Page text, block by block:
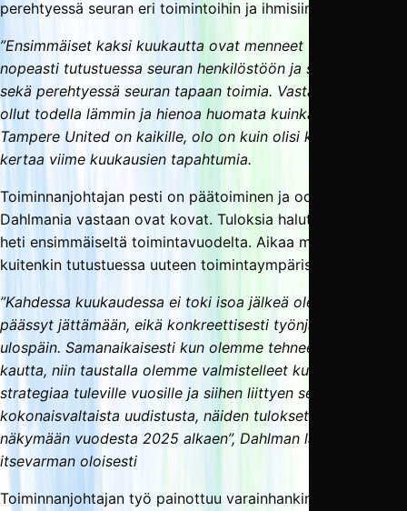
perehtyessä seuran eri toimintoihin ja ihmisiin.
”Ensimmäiset kaksi kuukautta ovat menneet todella
nopeasti tutustuessa seuran henkilöstöön ja sidosryhmiin
sekä perehtyessä seuran tapaan toimia. Vastaanotto on
ollut todella lämmin ja hienoa huomata kuinka tärkeä asia
Tampere United on kaikille, olo on kuin olisi kotiin tullut”,
kertaa viime kuukausien tapahtumia.
Toiminnanjohtajan pesti on päätoiminen ja odotukset
Dahlmania vastaan ovat kovat. Tuloksia halutaan nähdä
heti ensimmäiseltä toimintavuodelta. Aikaa menee
kuitenkin tutustuessa uuteen toimintaympäristöön.
”Kahdessa kuukaudessa ei toki isoa jälkeä ole vielä
päässyt jättämään, eikä konkreettisesti työnjälki näy vielä
ulospäin. Samanaikaisesti kun olemme tehneet tulevaa
kautta, niin taustalla olemme valmistelleet kunnianhimoista
strategiaa tuleville vuosille ja siihen liittyen seuran myynnin
kokonaisvaltaista uudistusta, näiden tulokset tulevat
näkymään vuodesta 2025 alkaen”, Dahlman lataa
itsevarman oloisesti
Toiminnanjohtajan työ painottuu varainhankintaan ja sen